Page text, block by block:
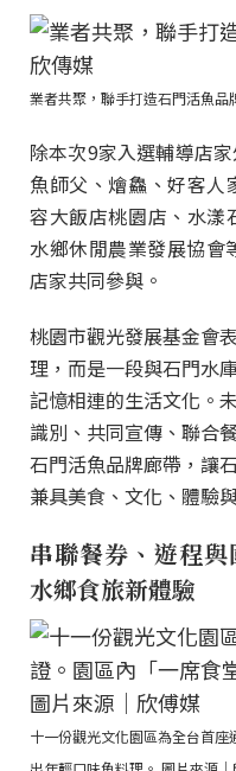
業者共聚，聯手打造石門活魚品
除本次9家入選輔導店
魚師父、燴鱻、好客人
容大飯店桃園店、水漾
水鄉休閒農業發展協會
店家共同參與。
桃園市觀光發展基金會
理，而是一段與石門水
記憶相連的生活文化。
識別、共同宣傳、聯合
石門活魚品牌廊帶，讓
兼具美食、文化、體驗
串聯餐券、遊程
水鄉食旅新體驗
十一份觀光文化園區為全台首